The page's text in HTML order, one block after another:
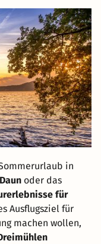
in
oder das
für
Ausflugsziel für
machen wollen,